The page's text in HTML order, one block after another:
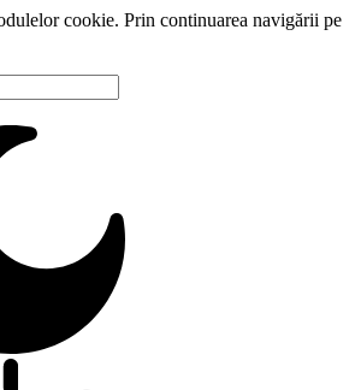
cookie. Prin continuarea navigării pe